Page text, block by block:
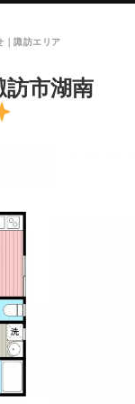
｜諏訪エリア
市湖南